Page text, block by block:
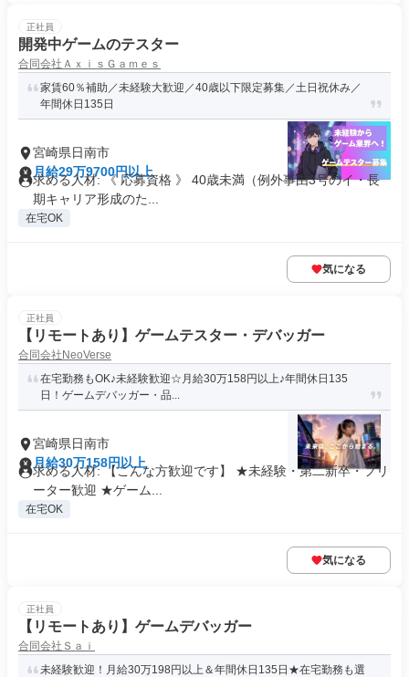
正社員
開発中ゲームのテスター
合同会社ＡｘｉｓＧａｍｅｓ
家賃60％補助／未経験大歓迎／40歳以下限定募集／土日祝休み／
年間休日135日
宮崎県日南市
月給29万9700円以上
求める人材: 《 応募資格 》 40歳未満（例外事由3号のイ・長
期キャリア形成のた...
在宅OK
気になる
正社員
【リモートあり】ゲームテスター・デバッガー
合同会社NeoVerse
在宅勤務もOK♪未経験歓迎☆月給30万158円以上♪年間休日135
日！ゲームデバッガー・品...
宮崎県日南市
月給30万158円以上
求める人材: 【こんな方歓迎です】 ★未経験・第二新卒・フリ
ーター歓迎 ★ゲーム...
在宅OK
気になる
正社員
【リモートあり】ゲームデバッガー
合同会社Ｓａｉ
未経験歓迎！月給30万198円以上＆年間休日135日★在宅勤務も選